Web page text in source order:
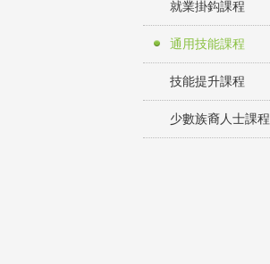
就業掛鈎課程
通用技能課程
技能提升課程
少數族裔人士課程